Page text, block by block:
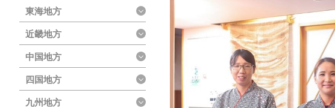
東海地方
近畿地方
中国地方
四国地方
九州地方